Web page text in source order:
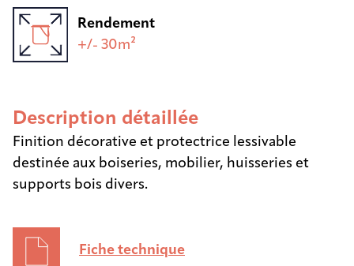
Rendement
+/- 30m²
Description détaillée
Finition décorative et protectrice lessivable
destinée aux boiseries, mobilier, huisseries et
supports bois divers.
Fiche technique